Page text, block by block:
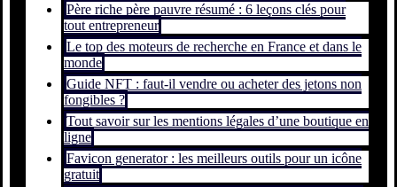
Père riche père pauvre résumé : 6 leçons clés pour
tout entrepreneur
Le top des moteurs de recherche en France et dans le
monde
Guide NFT : faut-il vendre ou acheter des jetons non
fongibles ?
Tout savoir sur les mentions légales d’une boutique en
ligne
Favicon generator : les meilleurs outils pour un icône
gratuit